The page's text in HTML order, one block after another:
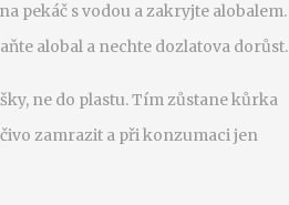
pekáč s vodou a zakryjte alobalem.
alobal a nechte dozlatova dorůst.
ne do plastu. Tím zůstane kůrka
zamrazit a při konzumaci jen